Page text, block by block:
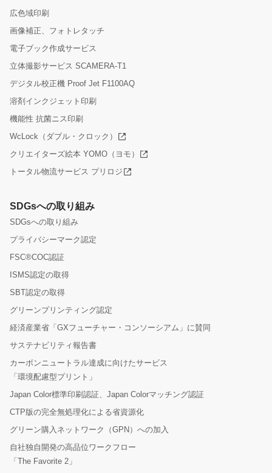
広色域印刷
画像補正、フォトレタッチ
電子ブック作成サービス
立体撮影サービス SCAMERA-T1
デジタル校正機 Proof Jet F1100AQ
溶剤インクジェット印刷
機能性 抗菌ニス印刷
WcLock（ダブル・クロック）
クリエイターズ絵本 YOMO（ヨモ）
トータル物流サービス プリロジ
SDGsへの取り組み
SDGsへの取り組み
プライバシーマーク認定
FSC®COC認証
ISMS認定の取得
SBT認定の取得
グリーンプリンティング認定
経済産業省「GXフューチャー・コンソーシアム」に賛同
サステナビリティ報告書
カーボンニュートラル達成に向けたサービス
「環境配慮型プリント」
Japan Color標準印刷認証、Japan Colorマッチング認証
CTP版の完全無処理化による省資源化
グリーン購入ネットワーク（GPN）への加入
自社独自開発の高品位ワークフロー
「The Favorite 2」